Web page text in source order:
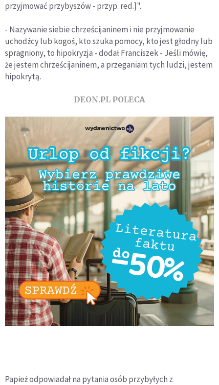
przyjmować przybyszów - przyp. red.]".
- Nazywanie siebie chrześcijaninem i nie przyjmowanie
uchodźcy lub kogoś, kto szuka pomocy, kto jest głodny lub
spragniony, to hipokryzja - dodał Franciszek - Jeśli mówię,
że jestem chrześcijaninem, a przeganiam tych ludzi, jestem
hipokrytą.
DEON.PL POLECA
Papież odpowiadał na pytania osób przybyłych z